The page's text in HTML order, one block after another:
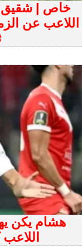
خاص | شقيق
اللاعب عن
هشام يكن